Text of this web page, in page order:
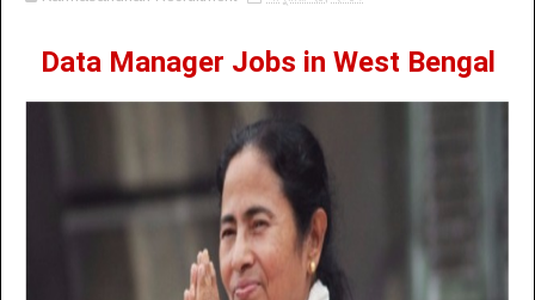
Data Manager Jobs in West Bengal